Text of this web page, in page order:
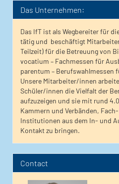
Das Unternehmen:
Das IfT ist als Wegbereiter für
tätig und beschäftigt
Teilzeit) für die Betreuung von
vocatium – Fachmessen für
parentum – Berufswahlmessen
Unsere Mitarbeiter/innen
Schüler/innen die Vielfalt der
aufzuzeigen und sie mit rund
Kammern und Verbänden,
Institutionen aus dem In- und
Kontakt zu bringen.
Contact